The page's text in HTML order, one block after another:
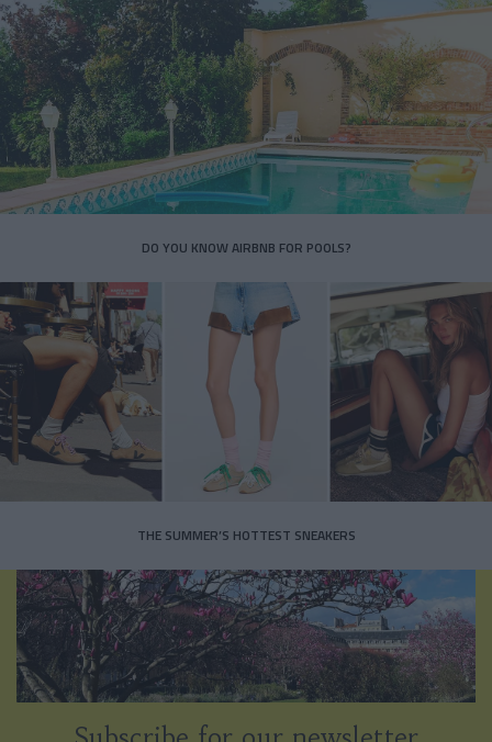
DO YOU KNOW AIRBNB FOR POOLS?
THE SUMMER’S HOTTEST SNEAKERS